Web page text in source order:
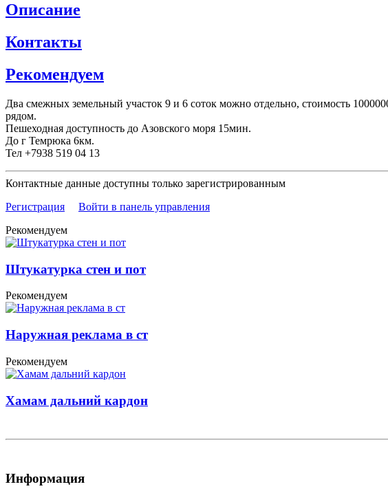
Описание
Контакты
Рекомендуем
Два смежных земельный участок 9 и 6 соток можно отдельно, стоимость
рядом.
Пешеходная доступность до Азовского моря 15мин.
До г Темрюка 6км.
Тел +7938 519 04 13
Контактные данные доступны только зарегистрированным
Регистрация
Войти в панель управления
Рекомендуем
Штукатурка стен и пот
Рекомендуем
Наружная реклама в ст
Рекомендуем
Хамам дальний кардон
Информация